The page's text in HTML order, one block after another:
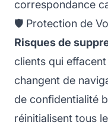
correspondance
🛡️ Protection de
Risques de
clients qui
changent de
de confidentialité
réinitialisent tous